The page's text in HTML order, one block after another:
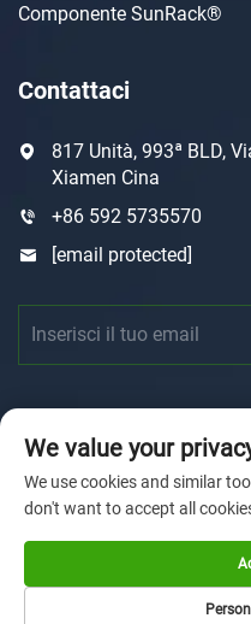
Componente SunRack®
Contattaci
817 Unità, 993ª BLD,
Xiamen Cina
+86 592 5735570
[email protected]
Pagina Iniziale
We value your
We use cookies and similar
don't want to accept all